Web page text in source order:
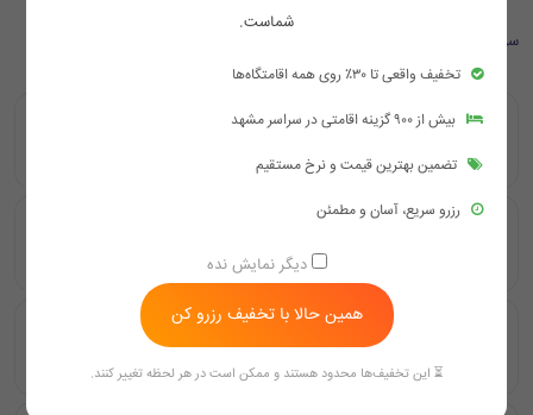
سوالات متداول
شده است.
هتل المپیا مشهد یک هتل دو ستاره با خدمات و امکانات
مناسب است.
شماست.
تخفیف واقعی تا ۳۰٪ روی همه اقامتگاه‌ها
بیش از ۹۰۰ گزینه اقامتی در سراسر مشهد
تضمین بهترین قیمت و نرخ مستقیم
رزرو سریع، آسان و مطمئن
دیگر نمایش نده
همین حالا با تخفیف رزرو کن
⏳ این تخفیف‌ها محدود هستند و ممکن است در هر لحظه تغییر کنند.